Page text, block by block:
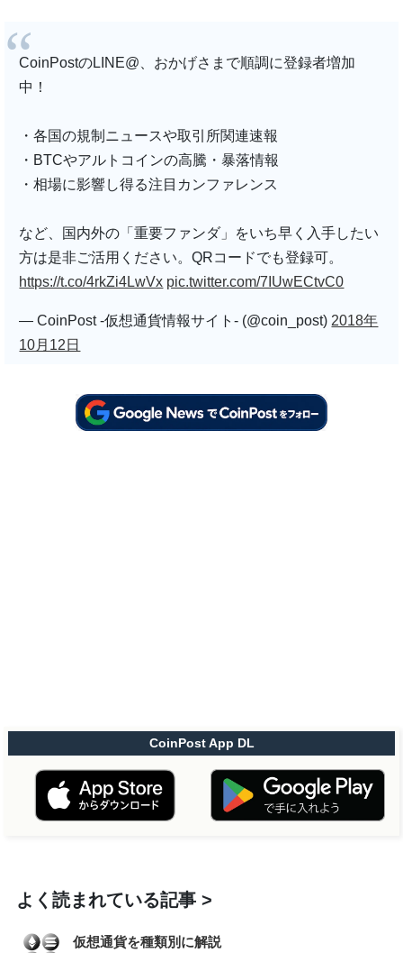
CoinPostのLINE@、おかげさまで順調に登録者増加
中！
・各国の規制ニュースや取引所関連速報
・BTCやアルトコインの高騰・暴落情報
・相場に影響し得る注目カンファレンス
など、国内外の「重要ファンダ」をいち早く入手したい
方は是非ご活用ください。QRコードでも登録可。
https://t.co/4rkZi4LwVx pic.twitter.com/7IUwECtvC0
— CoinPost -仮想通貨情報サイト- (@coin_post) 2018年
10月12日
CoinPost App DL
よく読まれている記事
仮想通貨を種類別に解説